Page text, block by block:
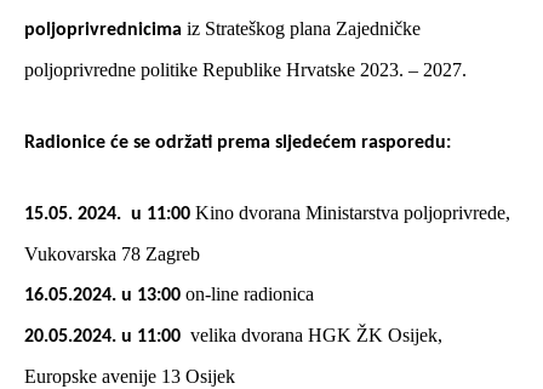
poljoprivrednicima iz Strateškog plana Zajedničke
poljoprivredne politike Republike Hrvatske 2023. – 2027.
Radionice će se održati prema sljedećem rasporedu:
15.05. 2024. u 11:00 Kino dvorana Ministarstva poljoprivrede,
Vukovarska 78 Zagreb
16.05.2024. u 13:00 on-line radionica
20.05.2024. u 11:00 velika dvorana HGK ŽK Osijek,
Europske avenije 13 Osijek